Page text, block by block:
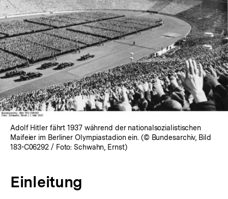
In
Lightbox
öffnen
Adolf Hitler fährt 1937 während der nationalsozialistischen
Maifeier im Berliner Olympiastadion ein. (© Bundesarchiv, Bild
183-C06292 / Foto: Schwahn, Ernst)
Einleitung